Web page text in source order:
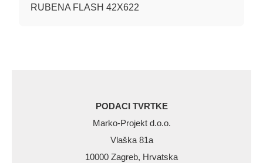
RUBENA FLASH 42X622
PODACI TVRTKE
Marko-Projekt d.o.o.
Vlaška 81a
10000 Zagreb, Hrvatska